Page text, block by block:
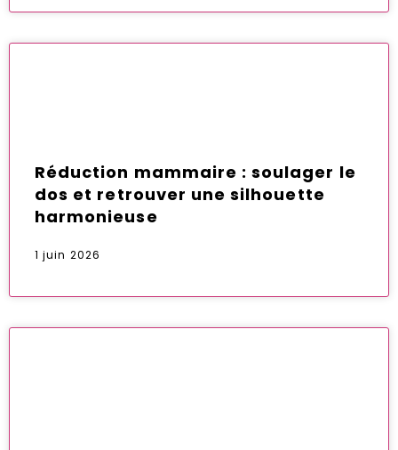
Réduction mammaire : soulager le
dos et retrouver une silhouette
harmonieuse
1 juin 2026